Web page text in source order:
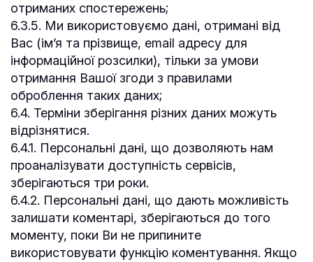
отриманих спостережень;
6.3.5. Ми використовуємо дані, отримані від
Вас (ім’я та прізвище, email адресу для
інформаційної розсилки), тільки за умови
отримання Вашої згоди з правилами
оброблення таких даних;
6.4. Терміни зберігання різних даних можуть
відрізнятися.
6.4.1. Персональні дані, що дозволяють нам
проаналізувати доступність сервісів,
зберігаються три роки.
6.4.2. Персональні дані, що дають можливість
залишати коментарі, зберігаються до того
моменту, поки Ви не припините
використовувати функцію коментування. Якщо